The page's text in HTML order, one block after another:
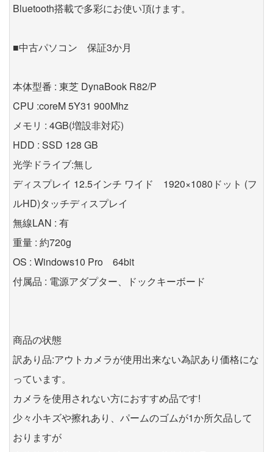
Bluetooth搭載で多彩にお使い頂けます。
■中古パソコン 保証3か月
本体型番 : 東芝 DynaBook R82/P
CPU :coreM 5Y31 900Mhz
メモリ : 4GB(増設非対応)
HDD : SSD 128 GB
光学ドライブ:無し
ディスプレイ 12.5インチ ワイド 1920×1080ドット (フ
ルHD)タッチディスプレイ
無線LAN : 有
重量 : 約720g
OS : Windows10 Pro 64bit
付属品 : 電源アダプター、ドックキーボード
商品の状態
訳あり品:アウトカメラが使用出来ない為訳あり価格にな
っています。
カメラを使用されない方におすすめ品です!
少々小キズや擦れあり、パームのゴムが1か所欠品して
おりますが